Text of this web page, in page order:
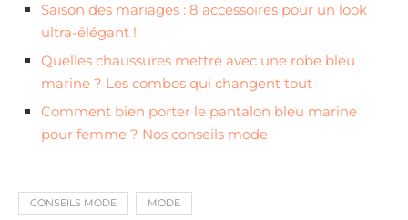
Saison des mariages : 8 accessoires pour un look
ultra-élégant !
Quelles chaussures mettre avec une robe bleu
marine ? Les combos qui changent tout
Comment bien porter le pantalon bleu marine
pour femme ? Nos conseils mode
CONSEILS MODE MODE